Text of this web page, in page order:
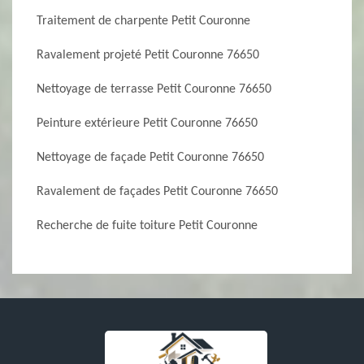
Traitement de charpente Petit Couronne
Ravalement projeté Petit Couronne 76650
Nettoyage de terrasse Petit Couronne 76650
Peinture extérieure Petit Couronne 76650
Nettoyage de façade Petit Couronne 76650
Ravalement de façades Petit Couronne 76650
Recherche de fuite toiture Petit Couronne